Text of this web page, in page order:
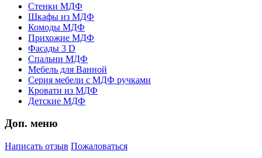
Стенки МДФ
Шкафы из МДФ
Комоды МДФ
Прихожие МДФ
Фасады 3 D
Спальни МДФ
Мебель для Ванной
Серия мебели с МДФ ручками
Кровати из МДФ
Детские МДФ
Доп. меню
Написать отзыв Пожаловаться